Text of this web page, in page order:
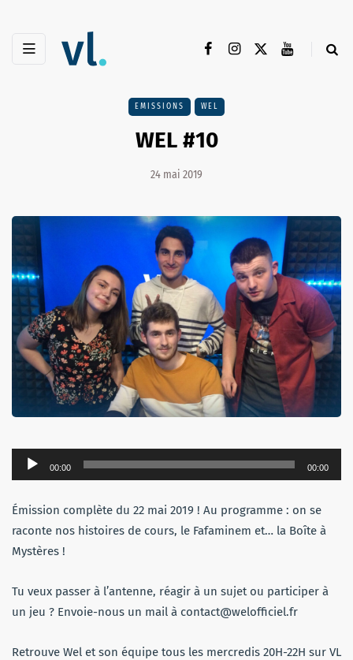
EMISSIONS WEL
WEL #10
24 mai 2019
Lecteur
audio
00:00 00:00
Émission complète du 22 mai 2019 ! Au programme : on se
raconte nos histoires de cours, le Fafaminem et… la Boîte à
Mystères !
Tu veux passer à l’antenne, réagir à un sujet ou participer à
un jeu ? Envoie-nous un mail à contact@welofficiel.fr
Retrouve Wel et son équipe tous les mercredis 20H-22H sur VL